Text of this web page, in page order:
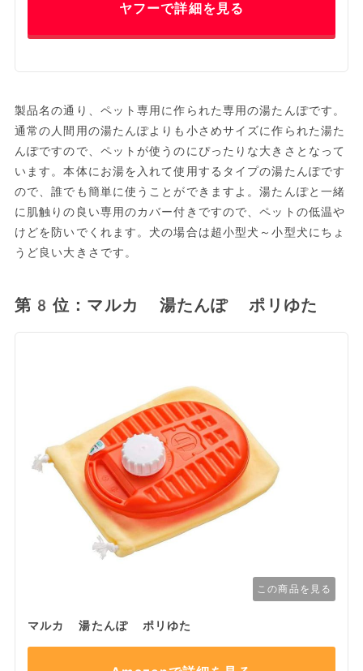
ヤフーで詳細を見る
製品名の通り、ペット専用に作られた専用の湯たんぽです。
通常の人間用の湯たんぽよりも小さめサイズに作られた湯た
んぽですので、ペットが使うのにぴったりな大きさとなって
います。本体にお湯を入れて使用するタイプの湯たんぽです
ので、誰でも簡単に使うことができますよ。湯たんぽと一緒
に肌触りの良い専用のカバー付きですので、ペットの低温や
けどを防いでくれます。犬の場合は超小型犬～小型犬にちょ
うど良い大きさです。
第8位：マルカ 湯たんぽ ポリゆた
この商品を見る
マルカ 湯たんぽ ポリゆた